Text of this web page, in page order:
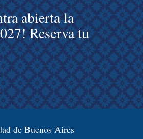
abierta la
Reserva tu
de Buenos Aires